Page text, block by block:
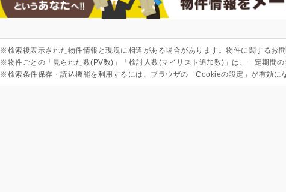
※検索後表示された物件情報と現況に相違がある場合があります。物件に関するお
※物件ごとの「見られた数(PV数)」「検討人数(マイリスト追加数)」は、一定期間
※検索条件保存・読込機能を利用するには、ブラウザの「Cookieの設定」が有効に